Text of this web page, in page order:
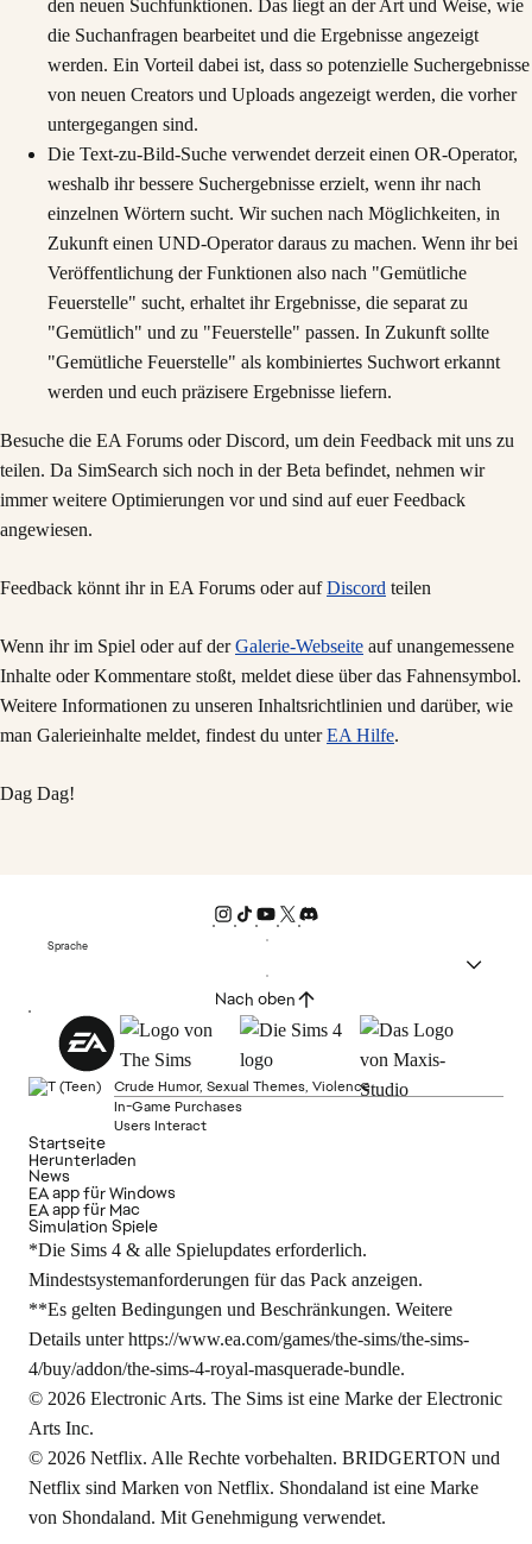
den neuen Suchfunktionen. Das liegt an der Art und Weise, wie
die Suchanfragen bearbeitet und die Ergebnisse angezeigt
werden. Ein Vorteil dabei ist, dass so potenzielle Suchergebnisse
von neuen Creators und Uploads angezeigt werden, die vorher
untergegangen sind.
Die Text-zu-Bild-Suche verwendet derzeit einen OR-Operator,
weshalb ihr bessere Suchergebnisse erzielt, wenn ihr nach
einzelnen Wörtern sucht. Wir suchen nach Möglichkeiten, in
Zukunft einen UND-Operator daraus zu machen. Wenn ihr bei
Veröffentlichung der Funktionen also nach "Gemütliche
Feuerstelle" sucht, erhaltet ihr Ergebnisse, die separat zu
"Gemütlich" und zu "Feuerstelle" passen. In Zukunft sollte
"Gemütliche Feuerstelle" als kombiniertes Suchwort erkannt
werden und euch präzisere Ergebnisse liefern.
Besuche die EA Forums oder Discord, um dein Feedback mit uns zu
teilen. Da SimSearch sich noch in der Beta befindet, nehmen wir
immer weitere Optimierungen vor und sind auf euer Feedback
angewiesen.
Feedback könnt ihr in EA Forums oder aufDiscord teilen
Wenn ihr im Spiel oder auf derGalerie-Webseite auf unangemessene
Inhalte oder Kommentare stoßt, meldet diese über das Fahnensymbol.
Weitere Informationen zu unseren Inhaltsrichtlinien und darüber, wie
man Galerieinhalte meldet, findest du unterEA Hilfe.
Dag Dag!
Sprache
Nach oben
Crude Humor, Sexual Themes, Violence
In-Game Purchases
Users Interact
Startseite
Herunterladen
News
EA app für Windows
EA app für Mac
Simulation Spiele
*Die Sims 4 & alle Spielupdates erforderlich.
Mindestsystemanforderungen für das Pack anzeigen.
**Es gelten Bedingungen und Beschränkungen. Weitere
Details unterhttps://www.ea.com/games/the-sims/the-sims-
4/buy/addon/the-sims-4-royal-masquerade-bundle.
© 2026 Electronic Arts. The Sims ist eine Marke der Electronic
Arts Inc.
© 2026 Netflix. Alle Rechte vorbehalten. BRIDGERTON und
Netflix sind Marken von Netflix. Shondaland ist eine Marke
von Shondaland. Mit Genehmigung verwendet.